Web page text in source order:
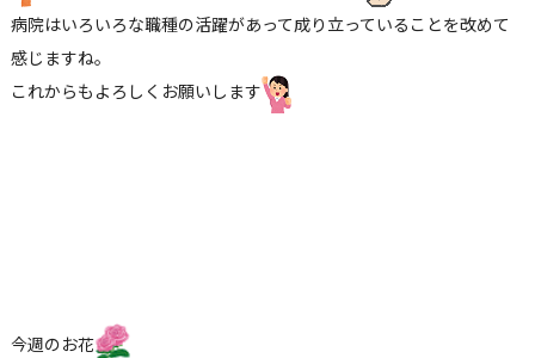
病院はいろいろな職種の活躍があって成り立っていることを改めて
感じますね。
これからもよろしくお願いします
今週のお花